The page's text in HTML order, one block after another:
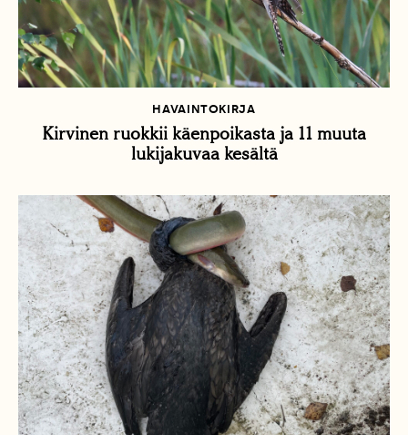
HAVAINTOKIRJA
Kirvinen ruokkii käenpoikasta ja 11 muuta
lukijakuvaa kesältä